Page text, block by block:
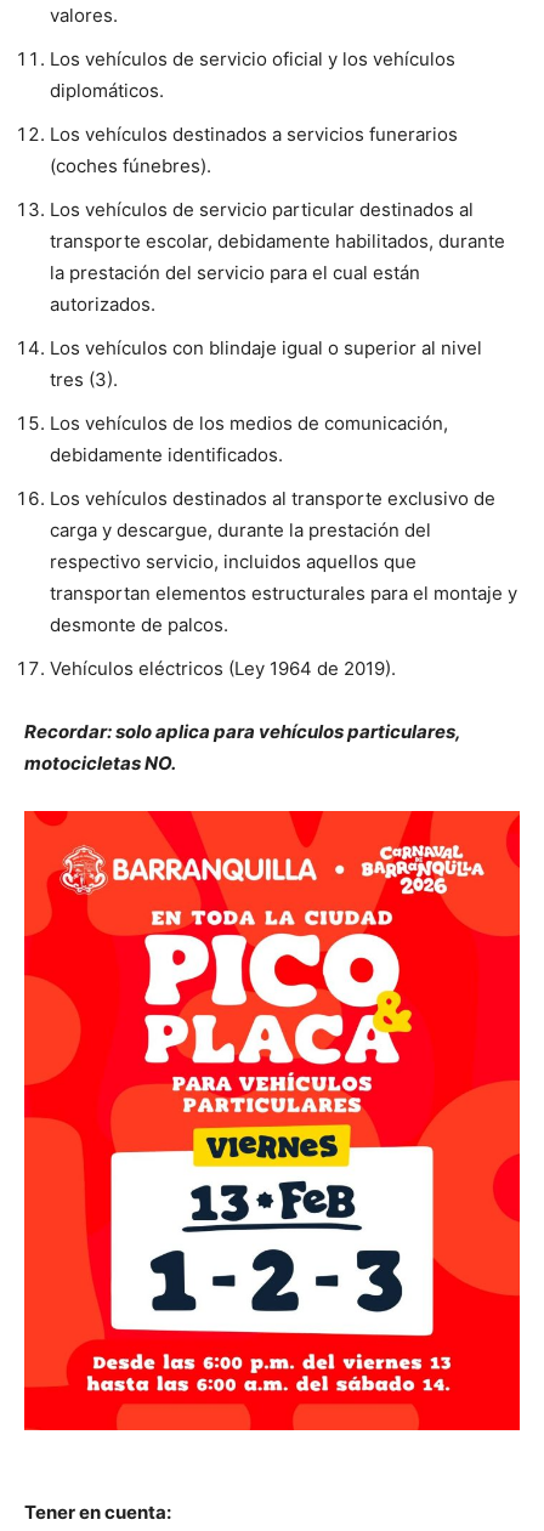
valores.
Los vehículos de servicio oficial y los vehículos
diplomáticos.
Los vehículos destinados a servicios funerarios
(coches fúnebres).
Los vehículos de servicio particular destinados al
transporte escolar, debidamente habilitados, durante
la prestación del servicio para el cual están
autorizados.
Los vehículos con blindaje igual o superior al nivel
tres (3).
Los vehículos de los medios de comunicación,
debidamente identificados.
Los vehículos destinados al transporte exclusivo de
carga y descargue, durante la prestación del
respectivo servicio, incluidos aquellos que
transportan elementos estructurales para el montaje y
desmonte de palcos.
Vehículos eléctricos (Ley 1964 de 2019).
Recordar:solo aplica para vehículos particulares,
motocicletas NO.
Tener en cuenta: